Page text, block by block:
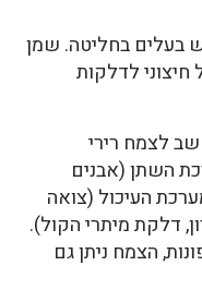
בעלים בחליטה. שמן
לדלקות
לצמח רירי
השתן (אבנים
העיכול (צואה
דלקת מיתרי הקול).
הצמח ניתן גם